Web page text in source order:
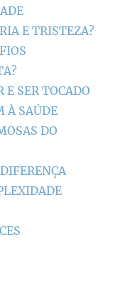
E TRISTEZA?
E SER TOCADO
À SAÚDE
DO